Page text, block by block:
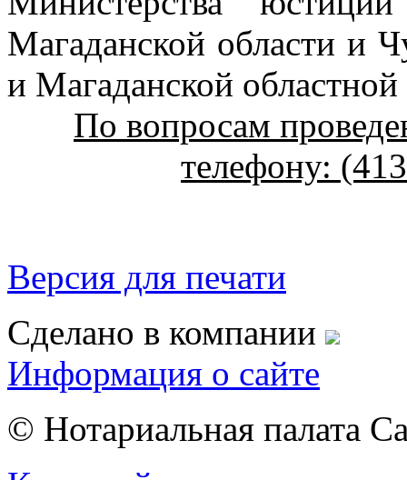
Магаданской области и
и Магаданской
По вопросам
телефону:
Версия для печати
Сделано в компании
Информация о сайте
© Нотариальная палата